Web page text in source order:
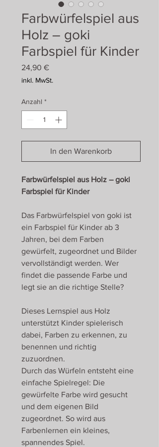
Farbwürfelspiel aus
Holz – goki
Farbspiel für Kinder
24,90 €Preis
inkl. MwSt.
Anzahl *
In den Warenkorb
Farbwürfelspiel aus Holz – goki
Farbspiel für Kinder
Das Farbwürfelspiel von goki ist
ein Farbspiel für Kinder ab 3
Jahren, bei dem Farben
gewürfelt, zugeordnet und Bilder
vervollständigt werden. Wer
findet die passende Farbe und
legt sie an die richtige Stelle?
Dieses Lernspiel aus Holz
unterstützt Kinder spielerisch
dabei, Farben zu erkennen, zu
benennen und richtig
zuzuordnen.
Durch das Würfeln entsteht eine
einfache Spielregel: Die
gewürfelte Farbe wird gesucht
und dem eigenen Bild
zugeordnet. So wird aus
Farbenlernen ein kleines,
spannendes Spiel.